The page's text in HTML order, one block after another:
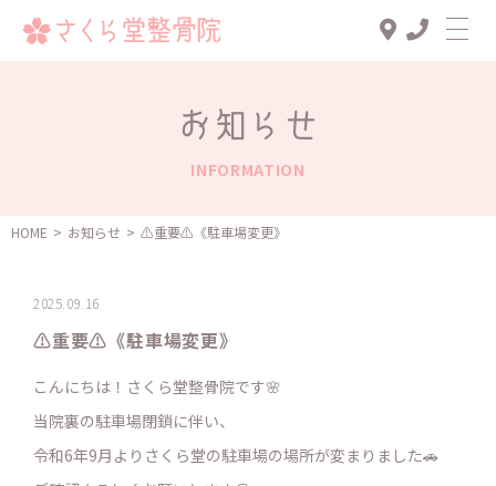
診療メニュー
スタッフ一覧
お知らせ
INFORMATION
HOME > お知らせ > ⚠️重要⚠️《駐車場変更》
2025.09.16
⚠️重要⚠️《駐車場変更》
こんにちは！さくら堂整骨院です🌸
当院裏の駐車場閉鎖に伴い、
令和6年9月よりさくら堂の駐車場の場所が変まりました🚗